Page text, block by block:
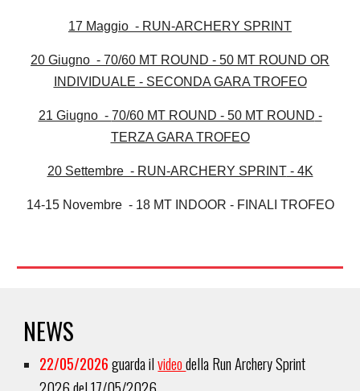
17 Maggio - RUN-ARCHERY SPRINT
20 Giugno - 70/60 MT ROUND - 50 MT ROUND OR
INDIVIDUALE - SECONDA GARA TROFEO
21 Giugno - 70/60 MT ROUND - 50 MT ROUND -
TERZA GARA TROFEO
20 Settembre - RUN-ARCHERY SPRINT- 4K
14-15 Novembre - 18 MT INDOOR - FINALI TROFEO
NEWS
22/05/2026guarda ilvideodella Run Archery Sprint